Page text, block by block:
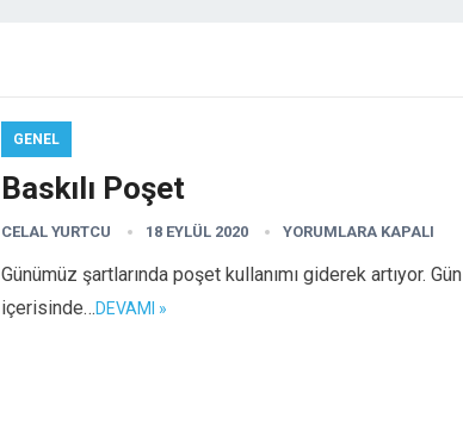
GENEL
Baskılı Poşet
CELAL YURTCU 18 EYLÜL 2020 YORUMLARA KAPALI
Günümüz şartlarında poşet kullanımı giderek artıyor. Gün
içerisinde…DEVAMI »